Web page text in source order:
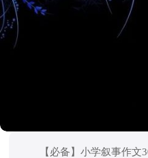
【必备】小学叙事作文